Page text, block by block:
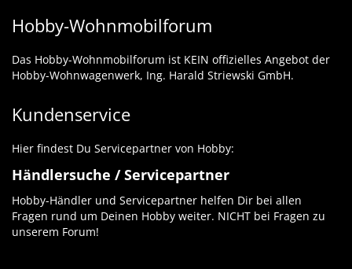
Hobby-Wohnmobilforum
Das Hobby-Wohnmobilforum ist KEIN offizielles Angebot der
Hobby-Wohnwagenwerk, Ing. Harald Striewski GmbH.
Kundenservice
Hier findest Du Servicepartner von Hobby:
Händlersuche / Servicepartner
Hobby-Händler und Servicepartner helfen Dir bei allen
Fragen rund um Deinen Hobby weiter. NICHT bei Fragen zu
unserem Forum!